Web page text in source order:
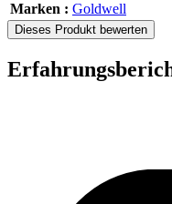
Marken : Goldwell
Dieses Produkt bewerten